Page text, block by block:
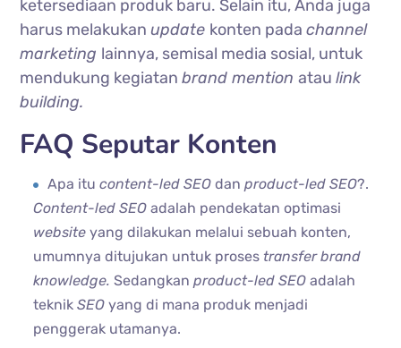
ketersediaan produk baru. Selain itu, Anda juga
harus melakukanupdate konten padachannel
marketing lainnya, semisal media sosial, untuk
mendukung kegiatanbrand mentionataulink
building.
FAQ Seputar Konten
Apa itucontent-led SEOdanproduct-led SEO?.
Content-led SEOadalah pendekatan optimasi
websiteyang dilakukan melalui sebuah konten,
umumnya ditujukan untuk proses transfer brand
knowledge. Sedangkanproduct-led SEOadalah
teknikSEOyang di mana produk menjadi
penggerak utamanya.